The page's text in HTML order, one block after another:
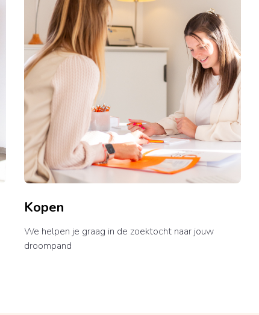
Kopen
We helpen je graag in de zoektocht naar jouw
droompand